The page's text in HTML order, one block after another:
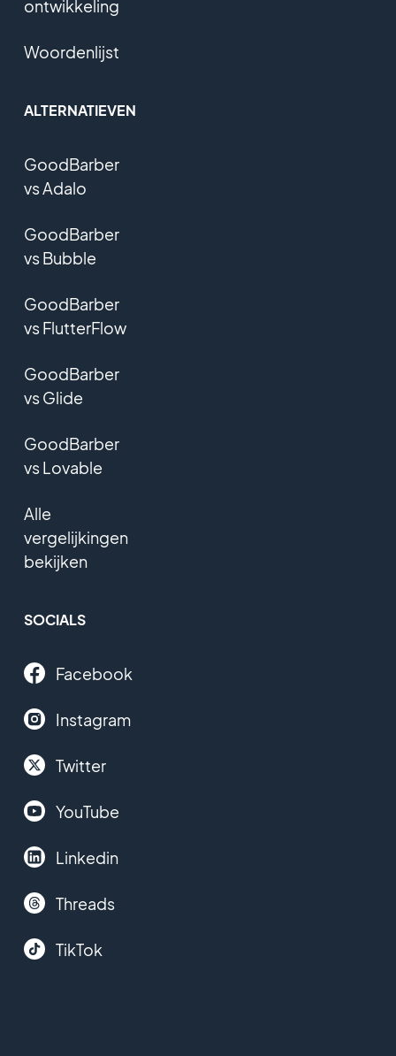
ontwikkeling
Woordenlijst
ALTERNATIEVEN
GoodBarber
vs Adalo
GoodBarber
vs Bubble
GoodBarber
vs FlutterFlow
GoodBarber
vs Glide
GoodBarber
vs Lovable
Alle
vergelijkingen
bekijken
SOCIALS
Facebook
Instagram
Twitter
YouTube
Linkedin
Threads
TikTok